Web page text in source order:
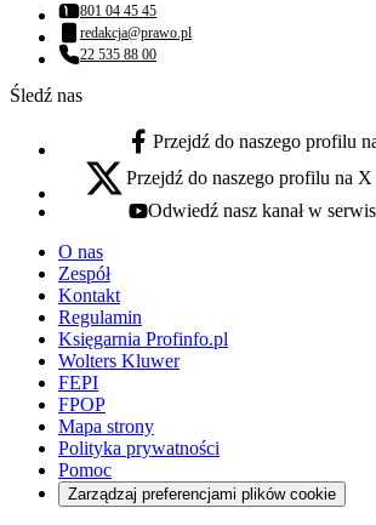
Numer telefonu:
801 04 45 45
Adres email:
redakcja@prawo.pl
Numer telefonu:
22 535 88 00
Śledź nas
facebook - otwiera się w nowej karcie
Przejdź do naszego profilu
x - otwiera się w nowej karcie
Przejdź do naszego profilu na
youtube - otwiera się w nowej karcie
Odwiedź nasz kanał w
O nas
Zespół
Kontakt
Regulamin
Księgarnia Profinfo.pl
Wolters Kluwer
FEPI
FPOP
Mapa strony
Polityka prywatności
Pomoc
Zarządzaj preferencjami plików cookie